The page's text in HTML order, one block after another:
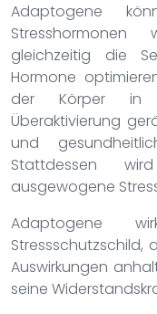
Adaptogene
gleichzeitig die
Hormone
der Körper in
Überaktivierung
und
Stattdessen
ausgewogene
Adaptogene
Stressschutzschild,
Auswirkungen
seine